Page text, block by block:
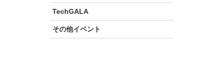
TechGALA
その他イベント